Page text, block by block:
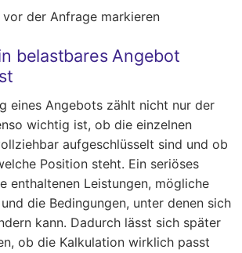
der Anfrage markieren
belastbares Angebot
eines Angebots zählt nicht nur der
wichtig ist, ob die einzelnen
aufgeschlüsselt sind und ob
Position steht. Ein seriöses
enthaltenen Leistungen, mögliche
die Bedingungen, unter denen sich
kann. Dadurch lässt sich später
ob die Kalkulation wirklich passt